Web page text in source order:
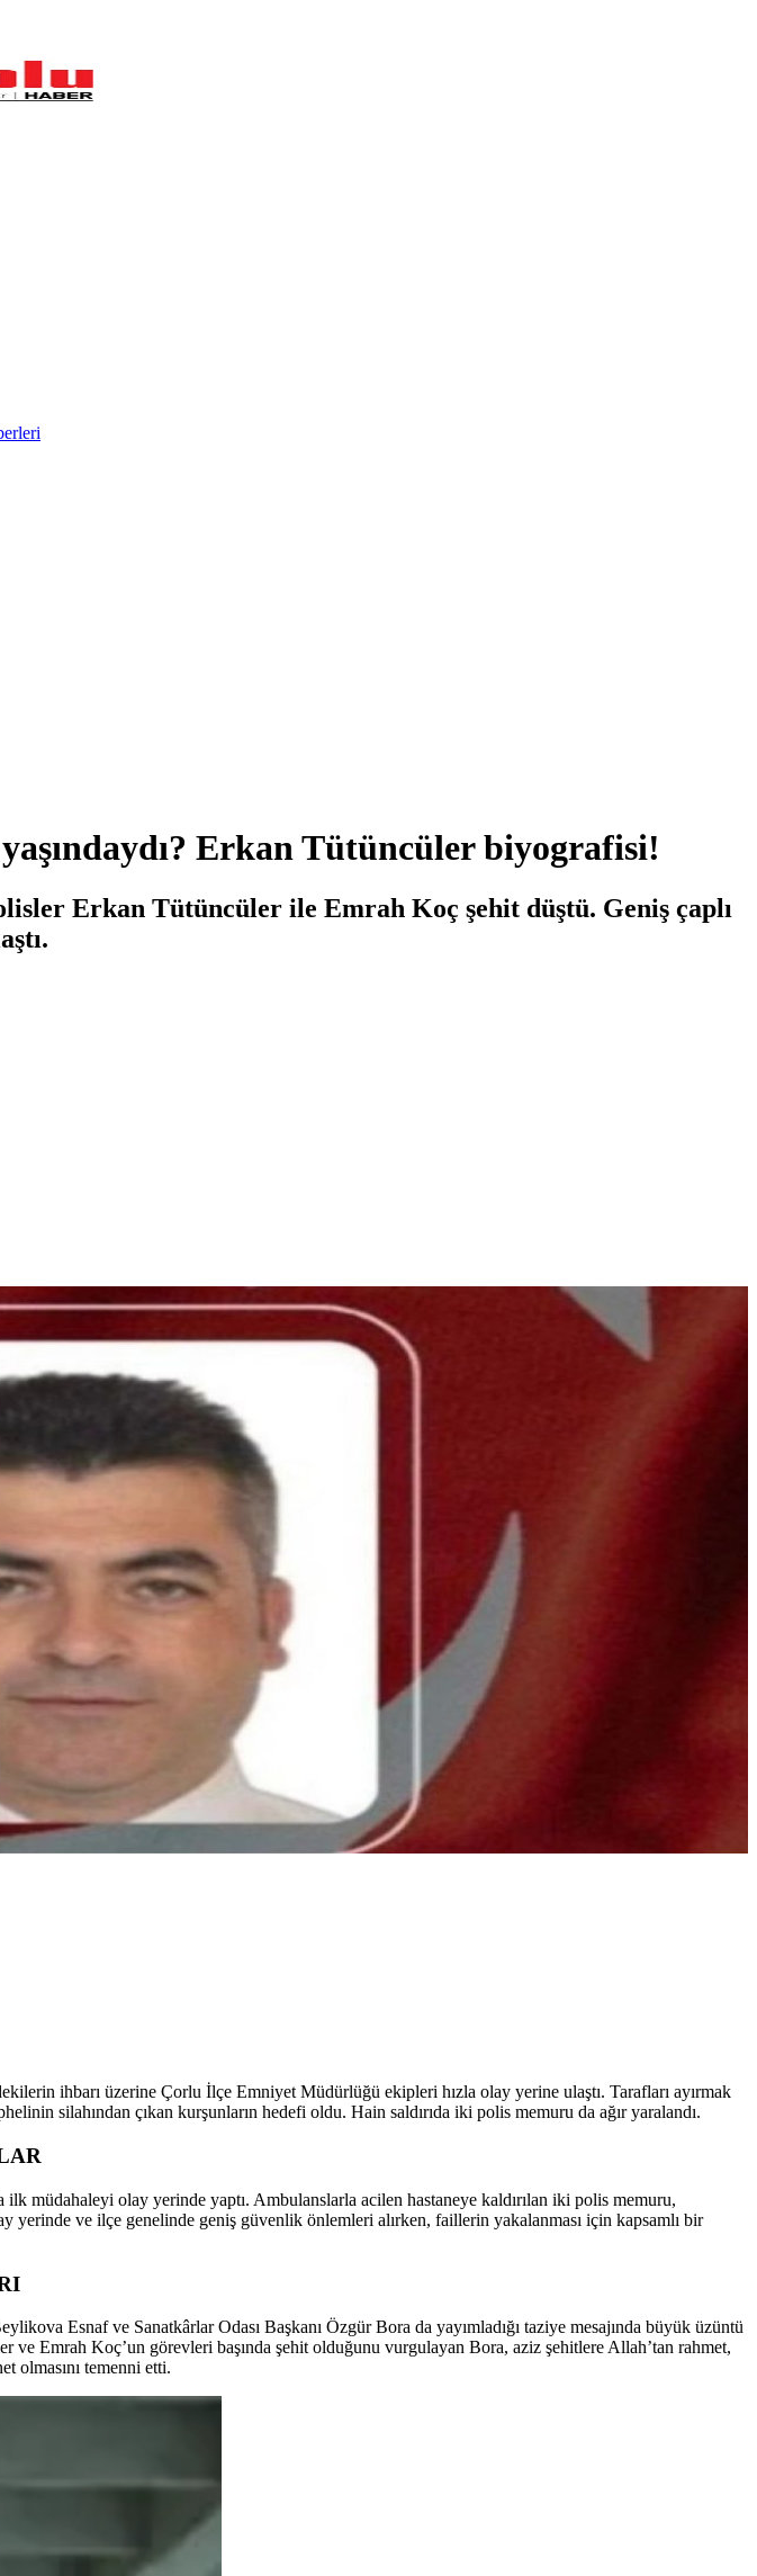
Erkan Tütüncüler biyografisi!
Erkan Tütüncüler ile Emrah Koç şehit düştü. Geniş çaplı
ihbarı üzerine Çorlu İlçe Emniyet Müdürlüğü ekipleri hızla olay yerine ulaştı. Tarafları ayırmak
silahından çıkan kurşunların hedefi oldu. Hain saldırıda iki polis memuru da ağır yaralandı.
müdahaleyi olay yerinde yaptı. Ambulanslarla acilen hastaneye kaldırılan iki polis memuru,
yerinde ve ilçe genelinde geniş güvenlik önlemleri alırken, faillerin yakalanması için kapsamlı bir
Esnaf ve Sanatkârlar Odası Başkanı Özgür Bora da yayımladığı taziye mesajında büyük üzüntü
Emrah Koç’un görevleri başında şehit olduğunu vurgulayan Bora, aziz şehitlere Allah’tan rahmet,
olmasını temenni etti.